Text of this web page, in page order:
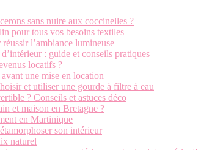
sans nuire aux coccinelles ?
pour tous vos besoins textiles
l’ambiance lumineuse
: guide et conseils pratiques
locatifs ?
une mise en location
et utiliser une gourde à filtre à eau
? Conseils et astuces déco
et maison en Bretagne ?
en Martinique
son intérieur
naturel